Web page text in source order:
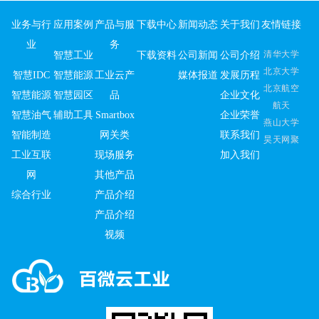
业务与行
业
智慧IDC
智慧能源
智慧油气
智能制造
工业互联
网
综合行业
应用案例
智慧工业
智慧能源
智慧园区
辅助工具
产品与服
务
工业云产
品
Smartbox
网关类
现场服务
其他产品
产品介绍
产品介绍
视频
下载中心
下载资料
新闻动态
公司新闻
媒体报道
关于我们
公司介绍
发展历程
企业文化
企业荣誉
联系我们
加入我们
友情链接
清华大学
北京大学
北京航空
航天
燕山大学
昊天网聚